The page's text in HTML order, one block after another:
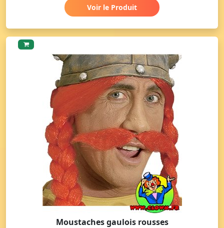
Voir le Produit
Moustaches gaulois rousses